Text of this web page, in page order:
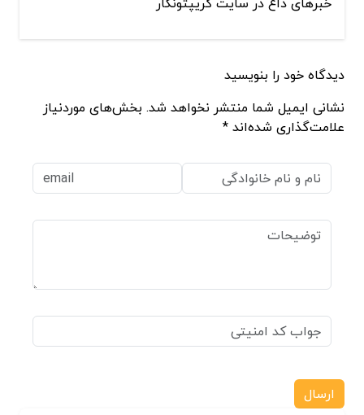
دیدگاه خود را بنویسید
نشانی ایمیل شما منتشر نخواهد شد. بخش‌های موردنیاز
علامت‌گذاری شده‌اند *
ارسال